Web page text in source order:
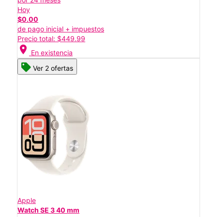
Hoy
$0.00
de pago inicial + impuestos
Precio total: $449.99
location_on En existencia
Ver 2 ofertas
Apple
Watch SE 3 40 mm